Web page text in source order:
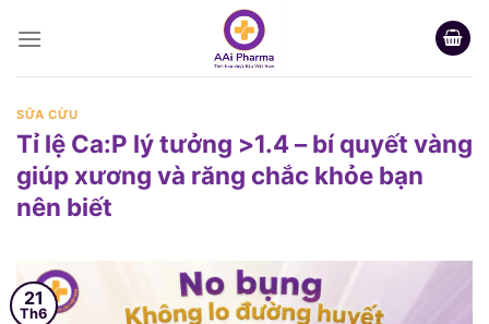
SỮA CỪU
Tỉ lệ Ca:P lý tưởng >1.4 – bí quyết vàng
giúp xương và răng chắc khỏe bạn
nên biết
21
Th6